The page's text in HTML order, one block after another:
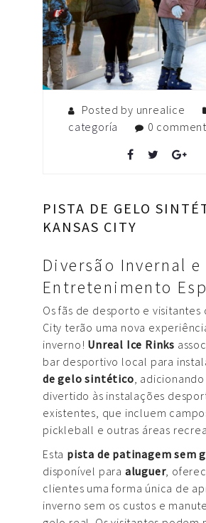
Posted by unrealice
categoría
0 comment
PISTA DE GELO
KANSAS CITY
Diversão Invernal e
Entretenimento
Os fãs de desporto e visitantes
City terão uma nova
inverno! Unreal Ice Rinks
bar desportivo local para
de gelo sintético,
divertido às instalações
existentes, que incluem
pickleball e outras áreas
Esta pista de patinagem sem
disponível para aluguer,
clientes uma forma única de
inverno sem os custos e